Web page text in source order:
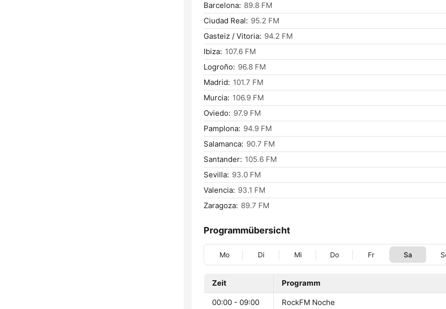
Barcelona: 89.8 FM
Ciudad Real: 95.2 FM
Gasteiz / Vitoria: 94.2 FM
Ibiza: 107.6 FM
Logroño: 96.8 FM
Madrid: 101.7 FM
Murcia: 106.9 FM
Oviedo: 97.9 FM
Pamplona: 94.9 FM
Salamanca: 90.7 FM
Santander: 105.6 FM
Sevilla: 93.0 FM
Valencia: 93.1 FM
Zaragoza: 89.7 FM
Programmübersicht
Mo Di Mi Do Fr Sa
Zeit Programm
00:00 - 09:00 RockFM Noche